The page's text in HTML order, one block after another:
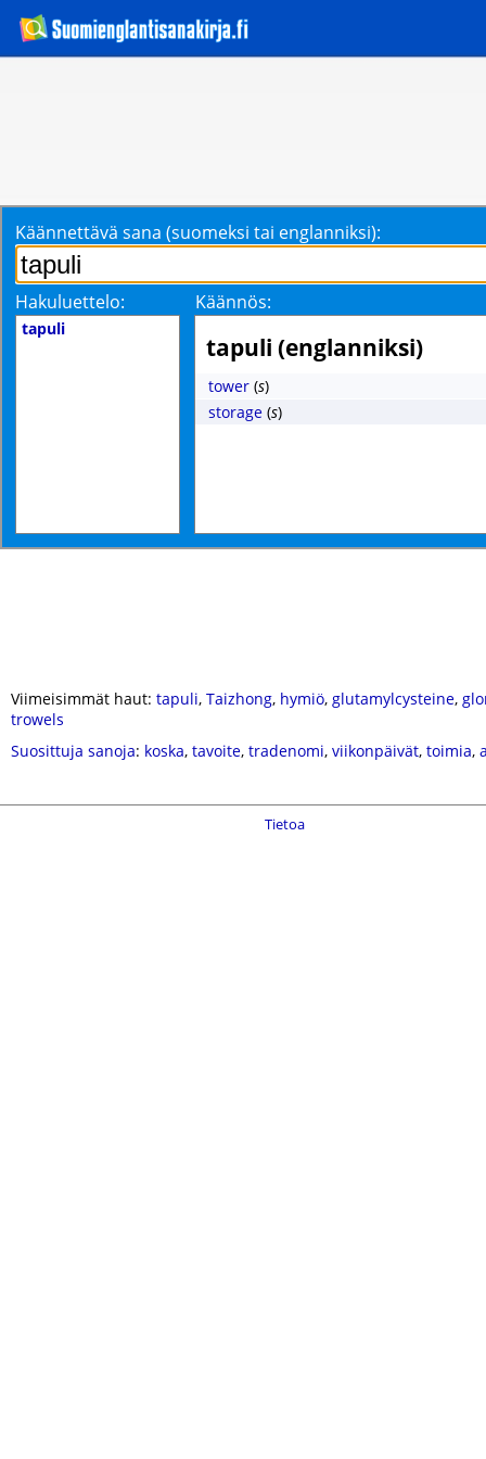
Käännettävä sana (suomeksi tai englanniksi):
Hakuluettelo: Käännös:
tapuli
tapuli (englanniksi)
tower (s)
storage (s)
Viimeisimmät haut: tapuli, Taizhong, hymiö, glutamylcysteine,
trowels
Suosittuja sanoja: koska, tavoite, tradenomi, viikonpäivät, toimia,
Tietoa